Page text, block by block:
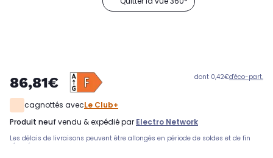
86,81€ dont 0,42€d'éco-part.
cagnottés avecLe Club+
produit neuf vendu & expédié par Electro Network
Les délais de livraisons peuvent être allongés en période de soldes et de fin
d'année.